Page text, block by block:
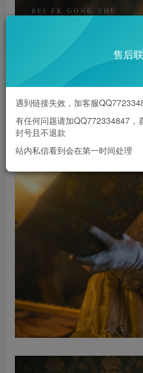
售后
遇到链接失效，加客服
有任何问题请加QQ772334847，
封号且不退款
站内私信看到会在第一时间处理